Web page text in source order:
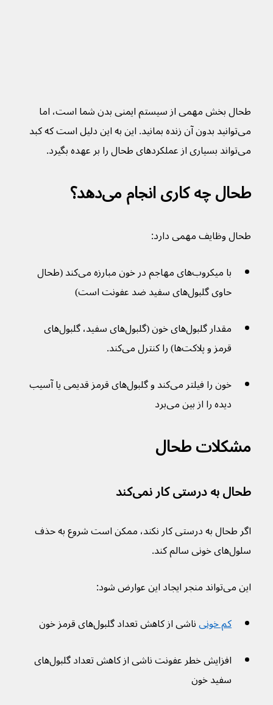
طحال بخش مهمی از سیستم ایمنی بدن شما است، اما
می‌توانید بدون آن زنده بمانید. این به این دلیل است که کبد
می‌تواند بسیاری از عملکردهای طحال را بر عهده بگیرد.
طحال چه کاری انجام می‌دهد؟
طحال وظایف مهمی دارد:
با میکروب‌های مهاجم در خون مبارزه می‌کند (طحال
حاوی گلبول‌های سفید ضد عفونت است)
مقدار گلبول‌های خون (گلبول‌های سفید، گلبول‌های
قرمز و پلاکت‌ها) را کنترل می‌کند.
خون را فیلتر می‌کند و گلبول‌های قرمز قدیمی یا آسیب
دیده را از بین می‌برد
مشکلات طحال
طحال به درستی کار نمی‌کند
اگر طحال به درستی کار نکند، ممکن است شروع به حذف
سلول‌های خونی سالم کند.
این می‌تواند منجر ایجاد این عوارض شود:
کم خونی ناشی از کاهش تعداد گلبول‌های قرمز خون
افزایش خطر عفونت ناشی از کاهش تعداد گلبول‌های
سفید خون